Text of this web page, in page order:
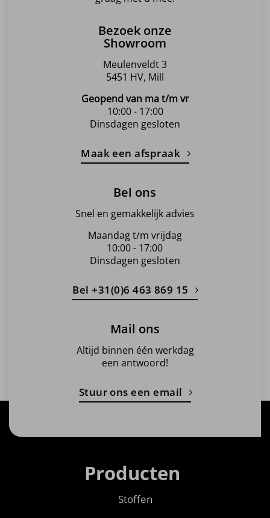
Bezoek onze
Showroom
Meulenveldt 3
5451 HV, Mill
Geopend van ma t/m vr
10:00 - 17:00
Dinsdagen gesloten
Maak een afspraak
Bel ons
Snel en gemakkelijk advies
Maandag t/m vrijdag
10:00 - 17:00
Dinsdagen gesloten
Bel +31(0)6 463 869 15
Mail ons
Altijd binnen één werkdag
een antwoord!
Stuur ons een email
Producten
Stoffen